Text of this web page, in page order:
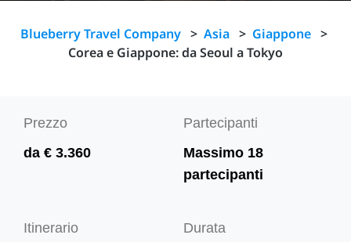
Blueberry Travel Company > Asia > Giappone >
Corea e Giappone: da Seoul a Tokyo
Prezzo
da € 3.360
Partecipanti
Massimo 18
partecipanti
Itinerario
Durata